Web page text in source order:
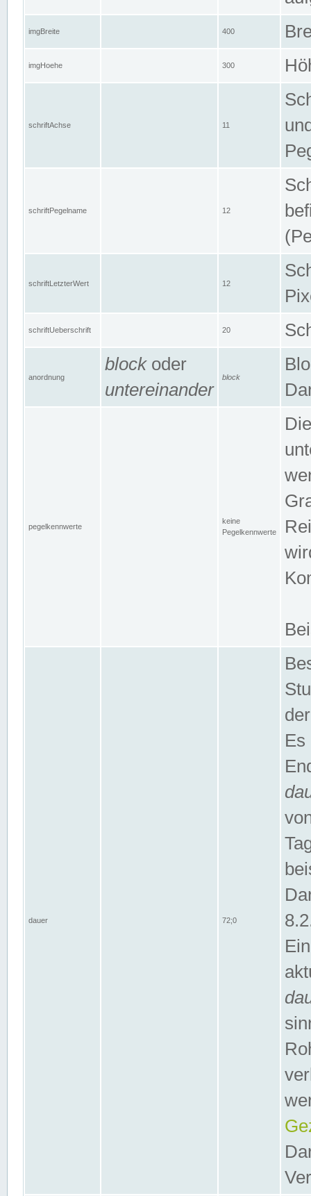
imgBreite 400
imgHoehe 300
schriftAchse 11
schriftPegelname 12
schriftLetzterWert 12
schriftUeberschrift 20
anordnung
blockoder
untereinander
block
pegelkennwerte
keine
Pegelkennwerte
dauer 72;0
Es